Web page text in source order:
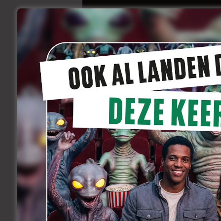
Het verhaal van
september 1, 2011
Varia
We moeten niet alles weten, maar
enRobbie Cleiren: ‘Het verhaal van
Share Facebook Twitter
Précedent